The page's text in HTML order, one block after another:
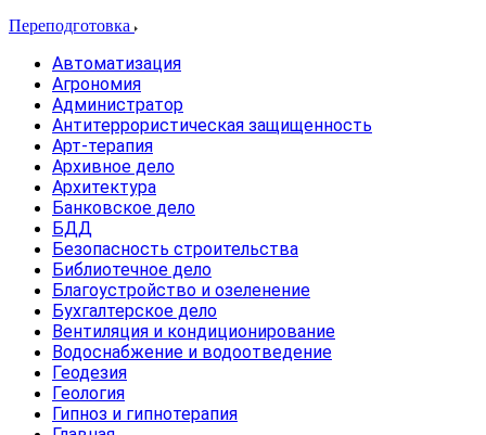
Переподготовка
Автоматизация
Агрономия
Администратор
Антитеррористическая защищенность
Арт-терапия
Архивное дело
Архитектура
Банковское дело
БДД
Безопасность строительства
Библиотечное дело
Благоустройство и озеленение
Бухгалтерское дело
Вентиляция и кондиционирование
Водоснабжение и водоотведение
Геодезия
Геология
Гипноз и гипнотерапия